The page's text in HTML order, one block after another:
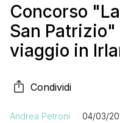
Concorso
San
viaggio in
Condividi
Andrea Petroni 04/03/